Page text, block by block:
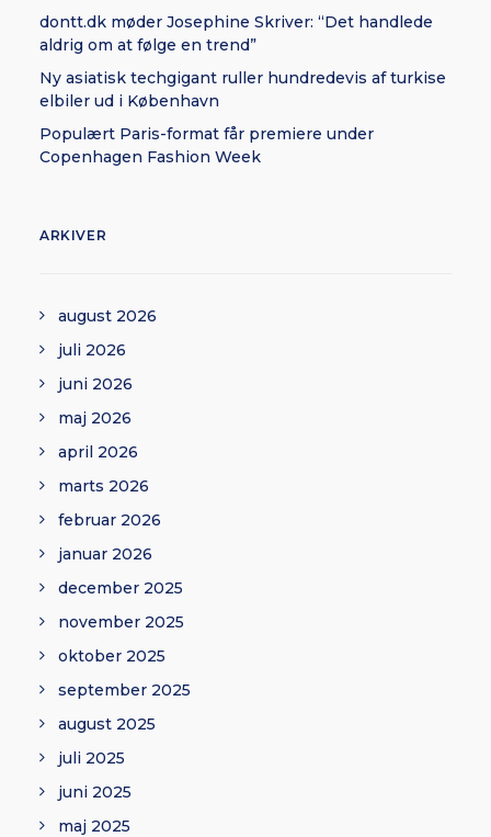
dontt.dk møder Josephine Skriver: “Det handlede
aldrig om at følge en trend”
Ny asiatisk techgigant ruller hundredevis af turkise
elbiler ud i København
Populært Paris-format får premiere under
Copenhagen Fashion Week
ARKIVER
august 2026
juli 2026
juni 2026
maj 2026
april 2026
marts 2026
februar 2026
januar 2026
december 2025
november 2025
oktober 2025
september 2025
august 2025
juli 2025
juni 2025
maj 2025